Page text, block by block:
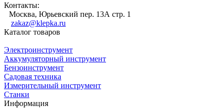
Контакты:
Москва, Юрьевский пер. 13А стр. 1
zakaz@klepka.ru
Каталог товаров
Электроинструмент
Аккумуляторный инструмент
Бензоинструмент
Садовая техника
Измерительный инструмент
Станки
Информация